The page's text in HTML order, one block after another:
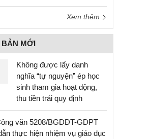
Xem thêm
BẢN MỚI
Không được lấy danh
nghĩa “tự nguyện” ép học
sinh tham gia hoạt động,
thu tiền trái quy định
văn 5208/BGDĐT-GDPT
thực hiện nhiệm vụ giáo dục